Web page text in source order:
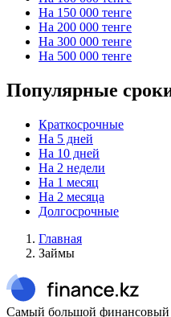
На 150 000 тенге
На 200 000 тенге
На 300 000 тенге
На 500 000 тенге
Популярные
Краткосрочные
На 5 дней
На 10 дней
На 2 недели
На 1 месяц
На 2 месяца
Долгосрочные
Главная
Займы
Самый большой финансовый